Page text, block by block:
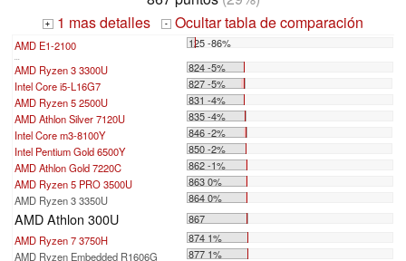
+ 1 mas detalles - Ocultar tabla de comparación
AMD E1-2100 125 -86%
...
AMD Ryzen 3 3300U
824 -5%
Intel Core i5-L16G7
827 -5%
AMD Ryzen 5 2500U
831 -4%
AMD Athlon Silver 7120U
835 -4%
Intel Core m3-8100Y
846 -2%
Intel Pentium Gold 6500Y
850 -2%
AMD Athlon Gold 7220C
862 -1%
AMD Ryzen 5 PRO 3500U
863 0%
AMD Ryzen 3 3350U
864 0%
AMD Athlon 300U
867
AMD Ryzen 7 3750H
874 1%
AMD Ryzen Embedded R1606G
877 1%